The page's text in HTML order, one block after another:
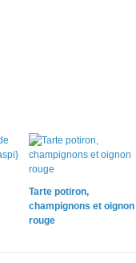
Tarte potiron,
champignons et oignon
rouge